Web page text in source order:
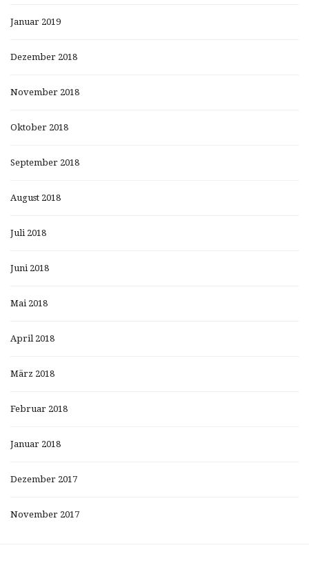
Januar 2019
Dezember 2018
November 2018
Oktober 2018
September 2018
August 2018
Juli 2018
Juni 2018
Mai 2018
April 2018
März 2018
Februar 2018
Januar 2018
Dezember 2017
November 2017